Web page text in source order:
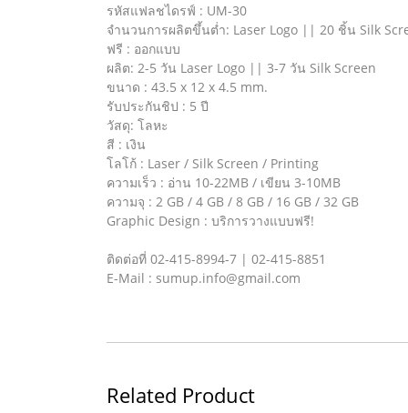
รหัสแฟลชไดรฟ์ : UM-30
จำนวนการผลิตขึ้นต่ำ: Laser Logo || 20 ชิ้น Silk
ฟรี : ออกแบบ
ผลิต: 2-5 วัน Laser Logo || 3-7 วัน Silk Screen
ขนาด : 43.5 x 12 x 4.5 mm.
รับประกันชิป : 5 ปี
วัสดุ: โลหะ
สี : เงิน
โลโก้ : Laser / Silk Screen / Printing
ความเร็ว : อ่าน 10-22MB / เขียน 3-10MB
ความจุ : 2 GB / 4 GB / 8 GB / 16 GB / 32 GB
Graphic Design : บริการวางแบบฟรี!
ติดต่อที่ 02-415-8994-7 | 02-415-8851
E-Mail : sumup.info@gmail.com
Related Product